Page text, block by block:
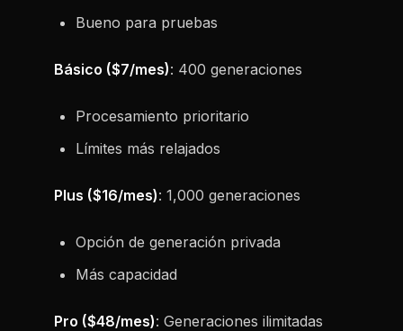
Bueno para pruebas
Básico ($7/mes): 400 generaciones
Procesamiento prioritario
Límites más relajados
Plus ($16/mes): 1,000 generaciones
Opción de generación privada
Más capacidad
Pro ($48/mes): Generaciones ilimitadas